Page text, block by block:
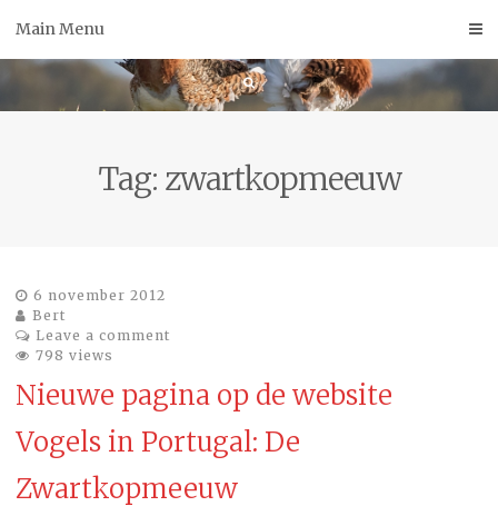
Main Menu
Tag: zwartkopmeeuw
6 november 2012
Bert
Leave a comment
798 views
Nieuwe pagina op de website
Vogels in Portugal: De
Zwartkopmeeuw